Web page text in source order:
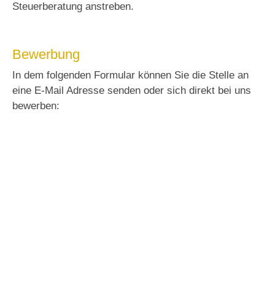
Steuerberatung anstreben.
Bewerbung
In dem folgenden Formular können Sie die Stelle an
eine E-Mail Adresse senden oder sich direkt bei uns
bewerben: